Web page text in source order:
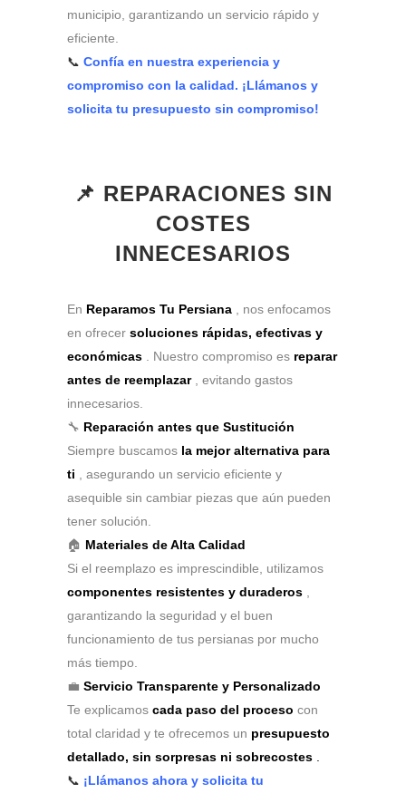
municipio, garantizando un servicio rápido y
eficiente.
📞 Confía en nuestra experiencia y
compromiso con la calidad. ¡Llámanos y
solicita tu presupuesto sin compromiso!
📌 REPARACIONES SIN
COSTES
INNECESARIOS
En Reparamos Tu Persiana , nos enfocamos
en ofrecer soluciones rápidas, efectivas y
económicas . Nuestro compromiso es reparar
antes de reemplazar, evitando gastos
innecesarios.
🔧 Reparación antes que Sustitución
Siempre buscamos la mejor alternativa para
ti , asegurando un servicio eficiente y
asequible sin cambiar piezas que aún pueden
tener solución.
🏠 Materiales de Alta Calidad
Si el reemplazo es imprescindible, utilizamos
componentes resistentes y duraderos ,
garantizando la seguridad y el buen
funcionamiento de tus persianas por mucho
más tiempo.
💼 Servicio Transparente y Personalizado
Te explicamos cada paso del proceso con
total claridad y te ofrecemos un presupuesto
detallado, sin sorpresas ni sobrecostes .
📞 ¡Llámanos ahora y solicita tu